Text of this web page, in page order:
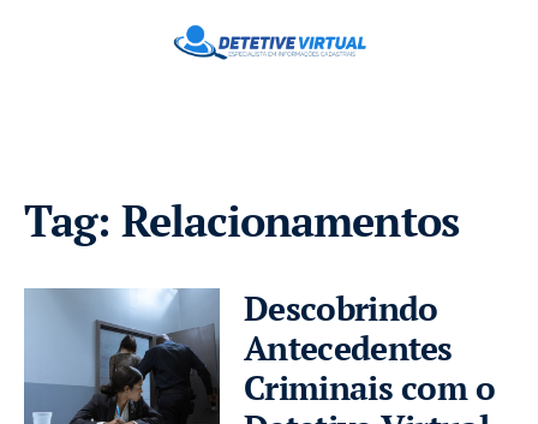
Tag: Relacionamentos
Descobrindo
Antecedentes
Criminais com o